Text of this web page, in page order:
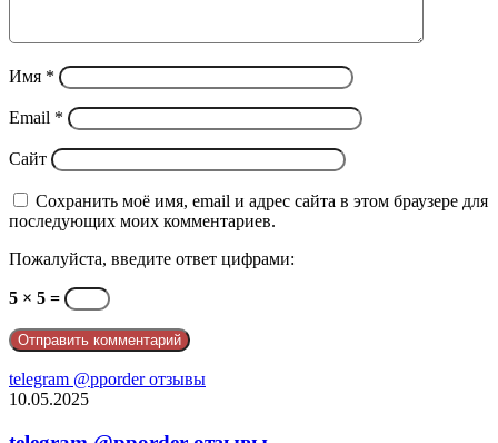
Имя *
Email *
Сайт
Сохранить моё имя, email и адрес сайта в этом браузере для
последующих моих комментариев.
Пожалуйста, введите ответ цифрами:
5 × 5 =
telegram @pporder отзывы
10.05.2025